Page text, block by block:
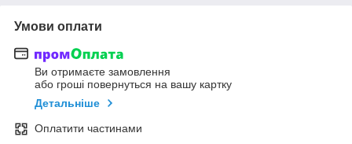
Умови оплати
Ви отримаєте замовлення
або гроші повернуться на вашу картку
Детальніше
Оплатити частинами